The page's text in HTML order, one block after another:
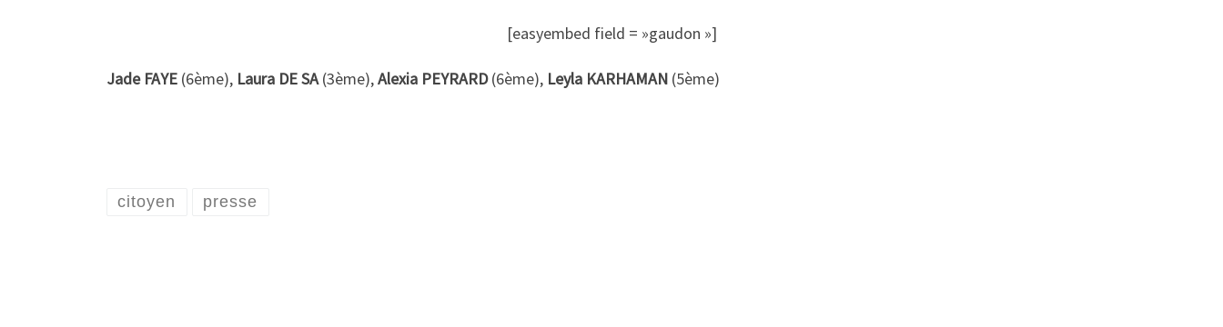
[easyembed field = »gaudon »]
Jade FAYE (6ème), Laura DE SA(3ème),Alexia PEYRARD(6ème), Leyla KARHAMAN (5ème)
citoyen presse